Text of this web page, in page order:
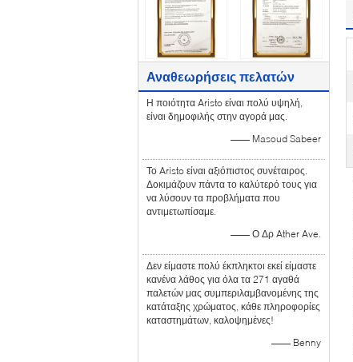
Αναθεωρήσεις πελατών
Η ποιότητα Aristo είναι πολύ υψηλή,
είναι δημοφιλής στην αγορά μας.
—— Masoud Sabeer
Το Aristo είναι αξιόπιστος συνέταιρος.
Δοκιμάζουν πάντα το καλύτερό τους για
να λύσουν τα προβλήματα που
αντιμετωπίσαμε.
—— Ο Δρ Ather Ave.
Δεν είμαστε πολύ έκπληκτοι εκεί είμαστε
κανένα λάθος για όλα τα 271 αγαθά
παλετών μας συμπεριλαμβανομένης της
κατάταξης χρώματος, κάθε πληροφορίες
καταστημάτων, καλοψημένες!
—— Benny